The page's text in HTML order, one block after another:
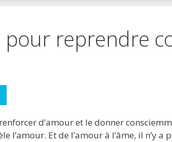
reprendre
favoris
d’amour et le donner
l’amour. Et de l’amour à l’âme, il n’y